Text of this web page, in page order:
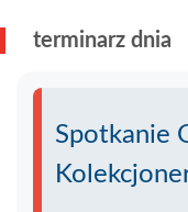
terminarz dnia
Spotkanie